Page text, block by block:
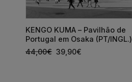
KENGO KUMA – Pavilhão de
Portugal em Osaka (PT/INGL.)
44,00€ 39,90€